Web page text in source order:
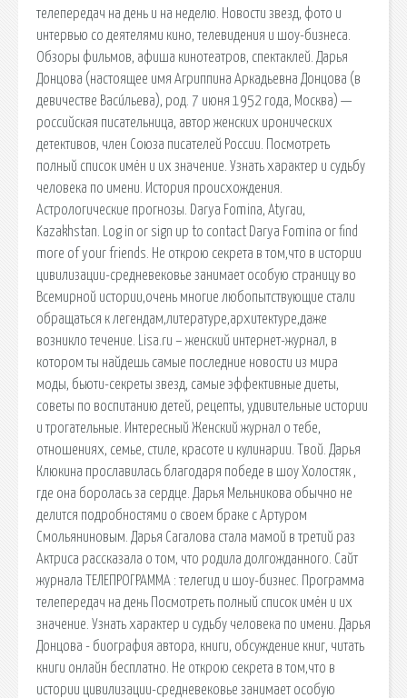
телепередач на день и на неделю. Новости звезд, фото и
интервью со деятелями кино, телевидения и шоу-бизнеса.
Обзоры фильмов, афиша кинотеатров, спектаклей. Дарья
Донцова (настоящее имя Агриппина Аркадьевна Донцова (в
девичестве Васи́льева), род. 7 июня 1952 года, Москва) —
российская писательница, автор женских иронических
детективов, член Союза писателей России. Посмотреть
полный список имён и их значение. Узнать характер и судьбу
человека по имени. История происхождения.
Астрологические прогнозы. Darya Fomina, Atyrau,
Kazakhstan. Log in or sign up to contact Darya Fomina or find
more of your friends. Не открою секрета в том,что в истории
цивилизации-средневековье занимает особую страницу во
Всемирной истории,очень многие любопытствующие стали
обращаться к легендам,литературе,архитектуре,даже
возникло течение. Lisa.ru – женский интернет-журнал, в
котором ты найдешь самые последние новости из мира
моды, бьюти-секреты звезд, самые эффективные диеты,
советы по воспитанию детей, рецепты, удивительные истории
и трогательные. Интересный Женский журнал о тебе,
отношениях, семье, стиле, красоте и кулинарии. Твой. Дарья
Клюкина прославилась благодаря победе в шоу Холостяк ,
где она боролась за сердце. Дарья Мельникова обычно не
делится подробностями о своем браке с Артуром
Смольяниновым. Дарья Сагалова стала мамой в третий раз
Актриса рассказала о том, что родила долгожданного. Сайт
журнала ТЕЛЕПРОГРАММА : телегид и шоу-бизнес. Программа
телепередач на день Посмотреть полный список имён и их
значение. Узнать характер и судьбу человека по имени. Дарья
Донцова - биография автора, книги, обсуждение книг, читать
книги онлайн бесплатно. Не открою секрета в том,что в
истории цивилизации-средневековье занимает особую